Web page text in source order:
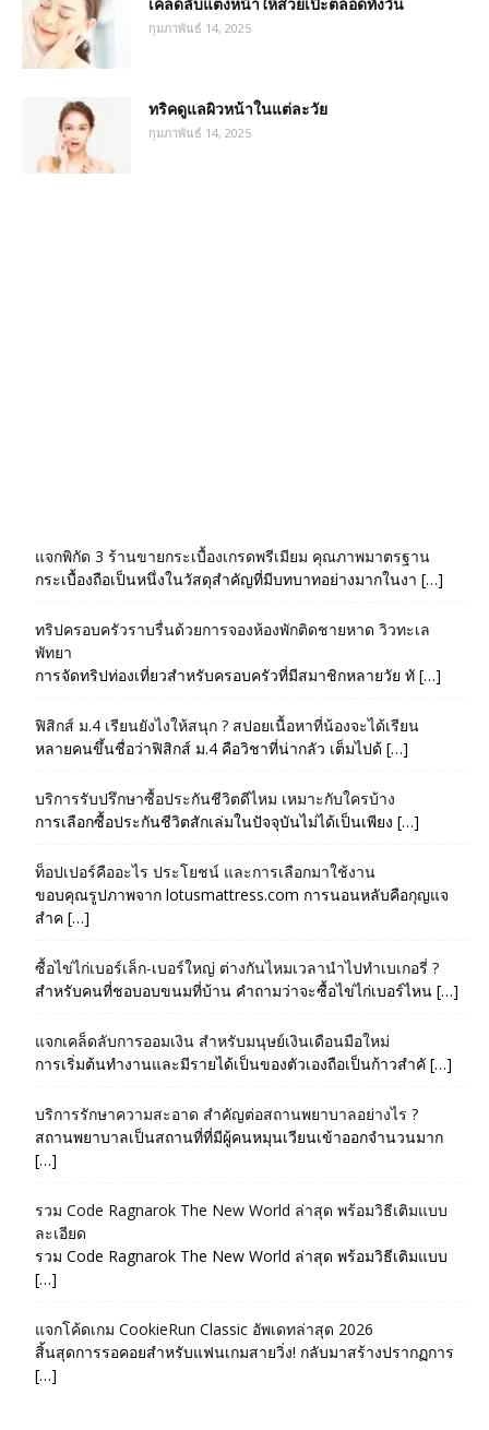
กุมภาพันธ์ 14, 2025
ทริคดูแลผิวหน้าในแต่ละวัย
กุมภาพันธ์ 14, 2025
แจกพิกัด 3 ร้านขายกระเบื้องเกรดพรีเมียม คุณภาพมาตรฐาน
กระเบื้องถือเป็นหนึ่งในวัสดุสำคัญที่มีบทบาทอย่างมากในงา […]
ทริปครอบครัวราบรื่นด้วยการจองห้องพักติดชายหาด วิวทะเล
พัทยา
การจัดทริปท่องเที่ยวสำหรับครอบครัวที่มีสมาชิกหลายวัย ทั […]
ฟิสิกส์ ม.4 เรียนยังไงให้สนุก ? สปอยเนื้อหาที่น้องจะได้เรียน
หลายคนขึ้นชื่อว่าฟิสิกส์ ม.4 คือวิชาที่น่ากลัว เต็มไปด้ […]
บริการรับปรึกษาซื้อประกันชีวิตดีไหม เหมาะกับใครบ้าง
การเลือกซื้อประกันชีวิตสักเล่มในปัจจุบันไม่ได้เป็นเพียง […]
ท็อปเปอร์คืออะไร ประโยชน์ และการเลือกมาใช้งาน
ขอบคุณรูปภาพจาก lotusmattress.com การนอนหลับคือกุญแจ
สำค […]
ซื้อไข่ไก่เบอร์เล็ก-เบอร์ใหญ่ ต่างกันไหมเวลานำไปทำเบเกอรี่ ?
สำหรับคนที่ชอบอบขนมที่บ้าน คำถามว่าจะซื้อไข่ไก่เบอร์ไหน […]
แจกเคล็ดลับการออมเงิน สำหรับมนุษย์เงินเดือนมือใหม่
การเริ่มต้นทำงานและมีรายได้เป็นของตัวเองถือเป็นก้าวสำคั […]
บริการรักษาความสะอาด สำคัญต่อสถานพยาบาลอย่างไร ?
สถานพยาบาลเป็นสถานที่ที่มีผู้คนหมุนเวียนเข้าออกจำนวนมาก
[…]
รวม Code Ragnarok The New World ล่าสุด พร้อมวิธีเติมแบบ
ละเอียด
รวม Code Ragnarok The New World ล่าสุด พร้อมวิธีเติมแบบ
[…]
แจกโค้ดเกม CookieRun Classic อัพเดทล่าสุด 2026
สิ้นสุดการรอคอยสำหรับแฟนเกมสายวิ่ง! กลับมาสร้างปรากฏการ
[…]